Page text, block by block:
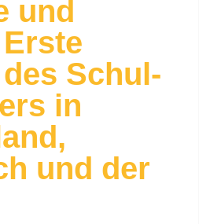
und
Schul-
in
und der